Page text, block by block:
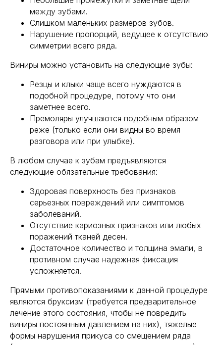
между зубами.
Слишком маленьких размеров зубов.
Нарушение пропорций, ведущее к отсутствию
симметрии всего ряда.
Виниры можно установить на следующие зубы:
Резцы и клыки чаще всего нуждаются в
подобной процедуре, потому что они
заметнее всего.
Премоляры улучшаются подобным образом
реже (только если они видны во время
разговора или при улыбке).
В любом случае к зубам предъявляются
следующие обязательные требования:
Здоровая поверхность без признаков
серьезных повреждений или симптомов
заболеваний.
Отсутствие кариозных признаков или любых
поражений тканей десен.
Достаточное количество и толщина эмали, в
противном случае надежная фиксация
усложняется.
Прямыми противопоказаниями к данной процедуре
являются бруксизм (требуется предварительное
лечение этого состояния, чтобы не повредить
виниры постоянным давлением на них), тяжелые
формы нарушения прикуса со смещением ряда